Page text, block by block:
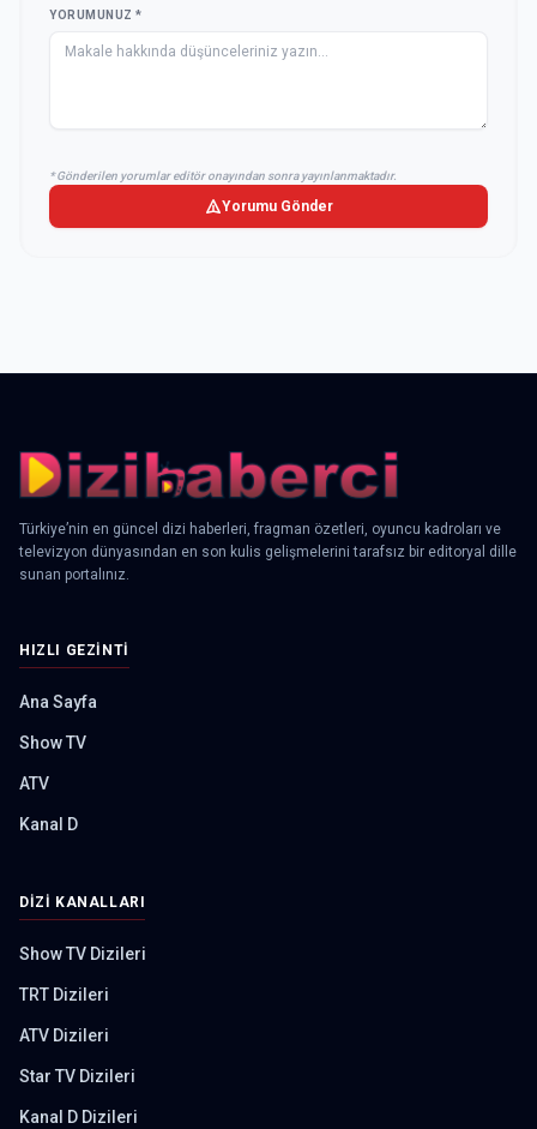
YORUMUNUZ *
* Gönderilen yorumlar editör onayından sonra yayınlanmaktadır.
Yorumu Gönder
Türkiye’nin en güncel dizi haberleri, fragman özetleri, oyuncu kadroları ve
televizyon dünyasından en son kulis gelişmelerini tarafsız bir editoryal dille
sunan portalınız.
HIZLI GEZINTI
Ana Sayfa
Show TV
ATV
Kanal D
DIZI KANALLARI
Show TV Dizileri
TRT Dizileri
ATV Dizileri
Star TV Dizileri
Kanal D Dizileri